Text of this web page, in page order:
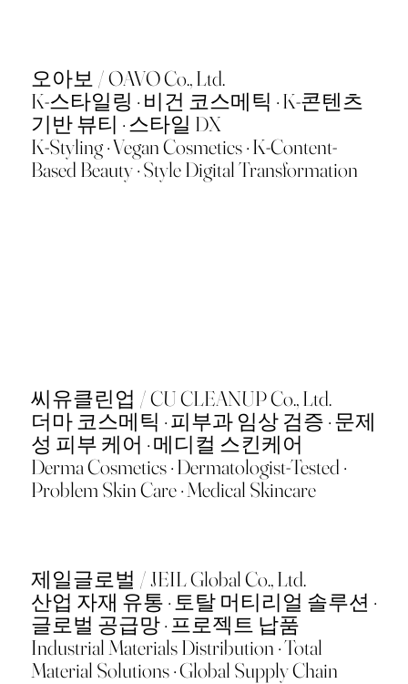
오아보 / OAVO Co., Ltd.
K-스타일링 · 비건 코스메틱 · K-콘텐츠
기반 뷰티 · 스타일 DX
K-Styling · Vegan Cosmetics · K-Content-
Based Beauty · Style Digital Transformation
씨유클린업 / CU CLEANUP Co., Ltd.
더마 코스메틱 · 피부과 임상 검증 · 문제
성 피부 케어 · 메디컬 스킨케어
Derma Cosmetics · Dermatologist-Tested ·
Problem Skin Care · Medical Skincare
제일글로벌 / JEIL Global Co., Ltd.
산업 자재 유통 · 토탈 머티리얼 솔루션 ·
글로벌 공급망 · 프로젝트 납품
Industrial Materials Distribution · Total
Material Solutions · Global Supply Chain